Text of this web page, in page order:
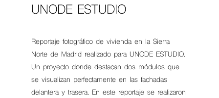
UNODE ESTUDIO
Reportaje fotográfico de vivienda en la Sierra
Norte de Madrid realizado para UNODE ESTUDIO.
Un proyecto donde destacan dos módulos que
se visualizan perfectamente en las fachadas
delantera y trasera. En este reportaje se realizaron